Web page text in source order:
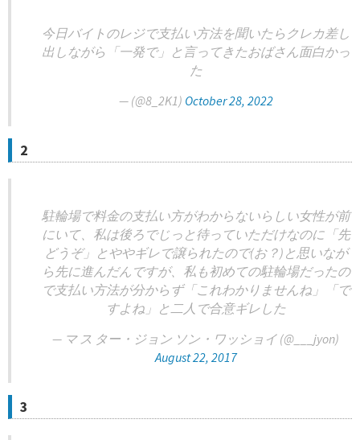
今日バイトのレジで支払い方法を聞いたらクレカ差し
出しながら「一発で」と言ってきたおばさん面白かっ
た
— (@8_2K1) October 28, 2022
2
駐輪場で料金の支払い方がわからないらしい女性が前
にいて、私は後ろでじっと待っていただけなのに「先
どうぞ」とややギレで譲られたので(お？)と思いなが
ら先に進んだんですが、私も初めての駐輪場だったの
で支払い方法が分からず「これわかりませんね」「で
すよね」と二人で合意ギレした
— マ ス ター・ジョン ソン・ワッショイ (@___jyon)
August 22, 2017
3